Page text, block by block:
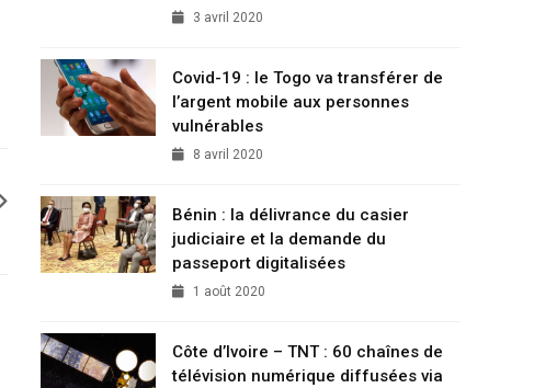
3 avril 2020
Covid-19 : le Togo va transférer de
l’argent mobile aux personnes
vulnérables
8 avril 2020
Bénin : la délivrance du casier
judiciaire et la demande du
passeport digitalisées
1 août 2020
Côte d’Ivoire – TNT : 60 chaînes de
télévision numérique diffusées via